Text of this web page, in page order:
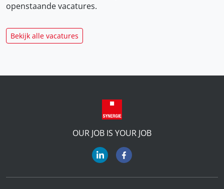
openstaande vacatures.
Bekijk alle vacatures
OUR JOB IS YOUR JOB